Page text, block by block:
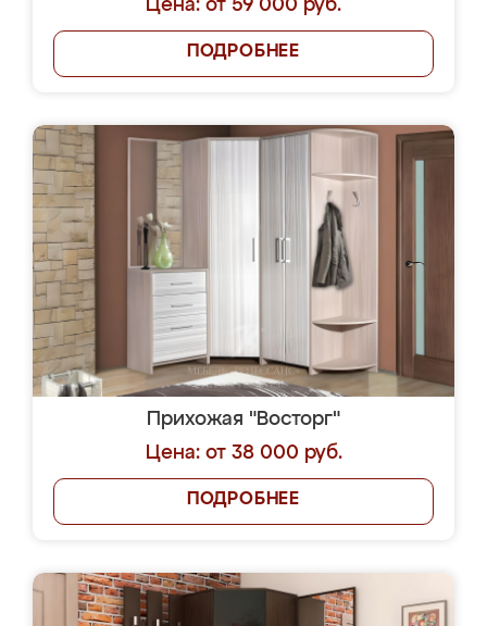
Цена: от 59 000 руб.
ПОДРОБНЕЕ
Прихожая "Восторг"
Цена: от 38 000 руб.
ПОДРОБНЕЕ